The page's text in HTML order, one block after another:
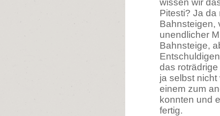
wissen wir
Pitesti? Ja
Bahnsteigen,
unendlicher
Bahnsteige,
das
ja selbst
einem zum
konnten und
fertig.